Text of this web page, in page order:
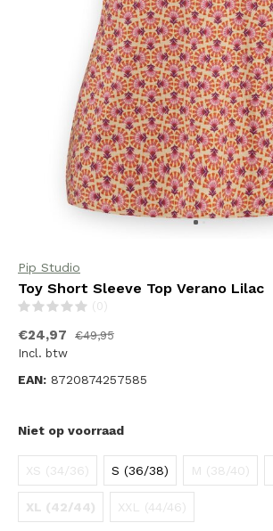
Pip Studio
Toy Short Sleeve Top Verano Lilac
(0)
€24,97
€49,95
Incl. btw
EAN: 8720874257585
Niet op voorraad
XS (34/36) S (36/38) M (38/40)
XL (42/44) XXL (44/46)